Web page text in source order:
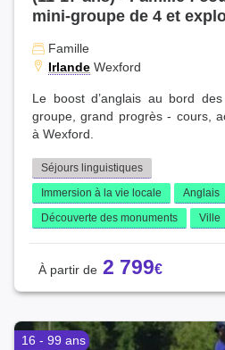
mini-groupe de 4 et
Famille
Irlande Wexford
Le boost d’anglais au bord
groupe, grand progrès - cours,
à Wexford.
Séjours linguistiques
Immersion à la vie locale
Anglais
Découverte des monuments
Ville
2 799
16 - 99 ans